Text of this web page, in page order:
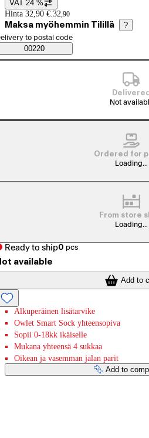
Price details
VAT 24 %
Hinta 32,90 €. 32,90
Maksa myöhemmin Tilillä ?
Saatavuustiedot
order method
to postal code
00220
Delivered
Not
Ordered for
Loading...
From store
Loading...
Ready to ship0 pcs
available
Add to
Alkuperäinen lisätarvike
Owlet Smart Sock yhteensopiva
Sopii 0-18kk ikäiselle
Mukana yhteensä 4 sukkaa
Oikean ja vasemman jalan parit
Add to